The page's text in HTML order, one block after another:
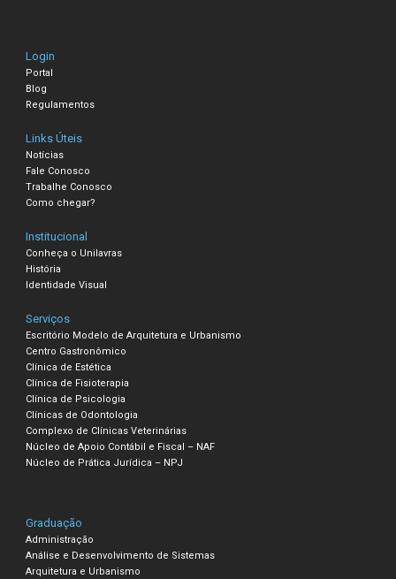
Login
Portal
Blog
Regulamentos
Links Úteis
Notícias
Fale Conosco
Trabalhe Conosco
Como chegar?
Institucional
Conheça o Unilavras
História
Identidade Visual
Serviços
Escritório Modelo de Arquitetura e Urbanismo
Centro Gastronômico
Clínica de Estética
Clínica de Fisioterapia
Clínica de Psicologia
Clínicas de Odontologia
Complexo de Clínicas Veterinárias
Núcleo de Apoio Contábil e Fiscal – NAF
Núcleo de Prática Jurídica – NPJ
Graduação
Administração
Análise e Desenvolvimento de Sistemas
Arquitetura e Urbanismo